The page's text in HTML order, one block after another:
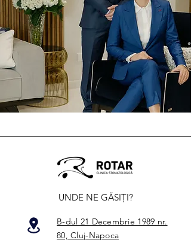
UNDE NE GĂSIȚI?
B-dul 21 Decembrie 1989 nr.
80, Cluj-Napoca